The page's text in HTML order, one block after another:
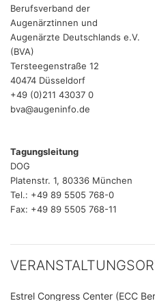
Berufsverband der
Augenärztinnen und
Augenärzte Deutschlands e.V.
(BVA)
Tersteegenstraße 12
40474 Düsseldorf
+49 (0)211 43037 0
bva@augeninfo.de
Tagungsleitung
DOG
Platenstr. 1, 80336 München
Tel.: +49 89 5505 768-0
Fax: +49 89 5505 768-11
Estrel Congress Center (ECC